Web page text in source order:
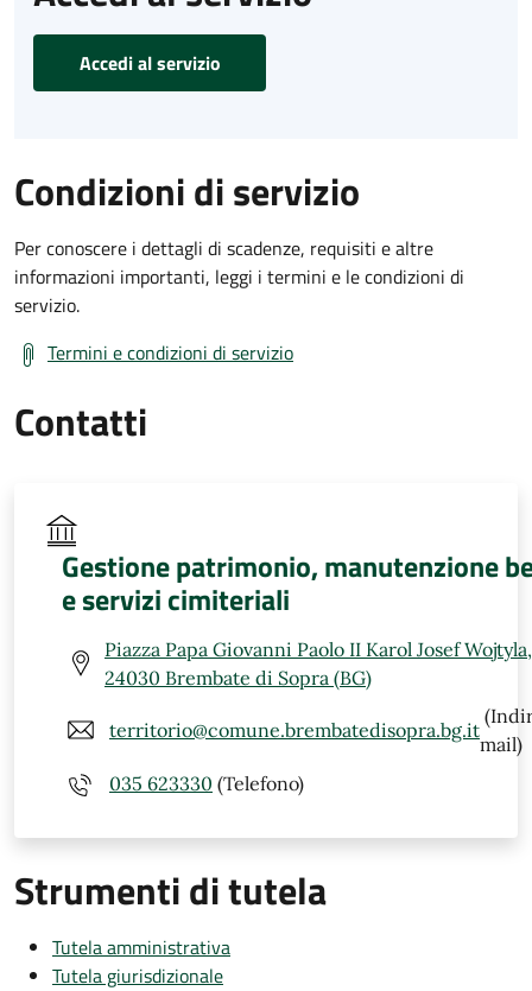
Accedi al servizio
Condizioni di servizio
Per conoscere i dettagli di scadenze, requisiti e altre
informazioni importanti, leggi i termini e le condizioni di
servizio.
Termini e condizioni di servizio
Contatti
Gestione patrimonio, manutenzione
e servizi cimiteriali
Piazza Papa Giovanni Paolo II Karol Josef
24030 Brembate di Sopra (BG)
territorio@comune.brembatedisopra.bg.it
mail)
035 623330 (Telefono)
Strumenti di tutela
Tutela amministrativa
Tutela giurisdizionale